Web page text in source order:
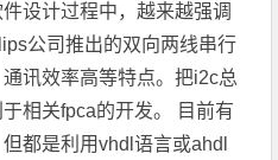
设计过程中，越来越强调
公司推出的双向两线串行
讯效率高等特点。把i2c总
相关fpca的开发。 目前有
都是利用vhdl语言或ahdl